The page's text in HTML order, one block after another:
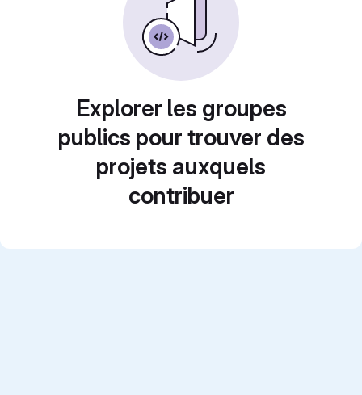
Explorer les groupes
publics pour trouver des
projets auxquels
contribuer